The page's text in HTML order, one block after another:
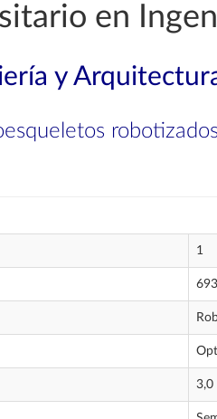
en
y
robotizados
1
3,0